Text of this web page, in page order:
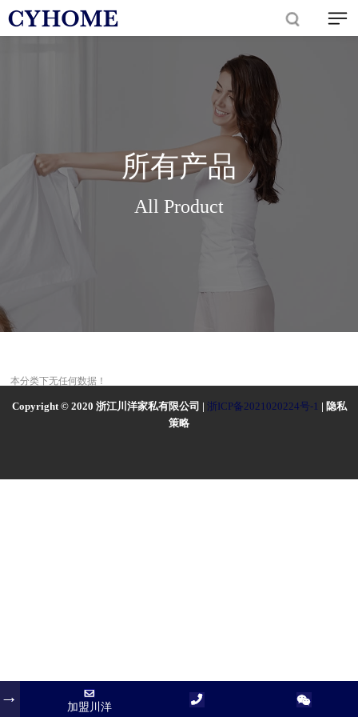
所有产品
All Product
本分类下无任何数据！
Copyright © 2020 浙江川洋家私有限公司 | 浙ICP备2021020224号-1 | 隐私
策略
加盟川洋
加盟川洋